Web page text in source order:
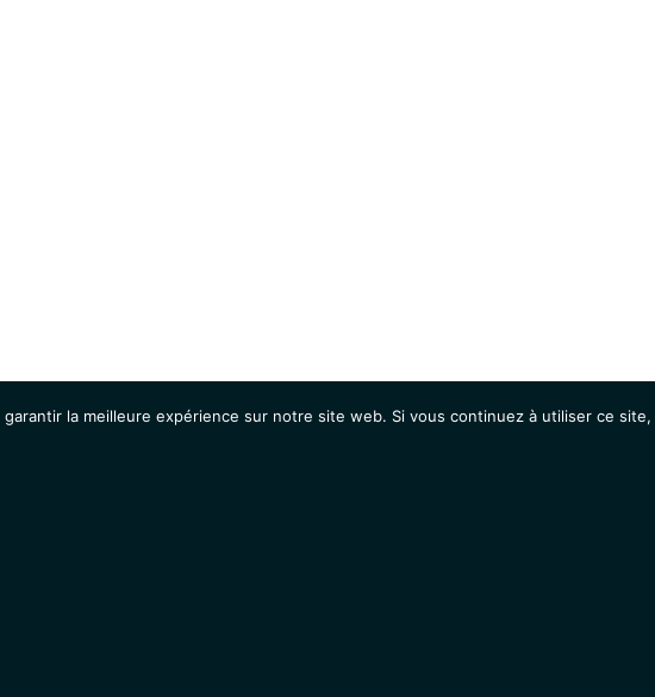
la meilleure expérience sur notre site web. Si vous continuez à utiliser ce